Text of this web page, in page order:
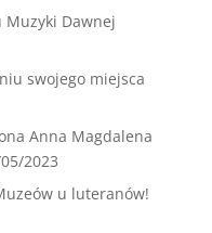
Muzyki Dawnej
swojego miejsca
Anna Magdalena
2023
u luteranów!